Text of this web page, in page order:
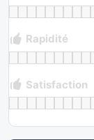
Rapidité
Satisfaction